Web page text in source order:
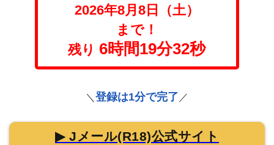
2026年8月8日（土）
まで！
残り 6時間19分30秒
＼ 登録は1分で完了 ／
▶ Jメール(R18)公式サイト